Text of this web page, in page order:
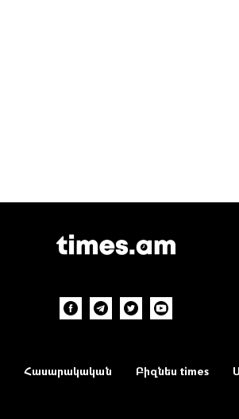
Հասարակական Բիզնես times